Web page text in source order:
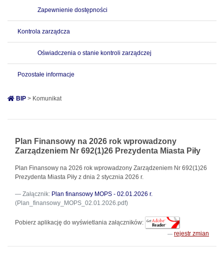
Zapewnienie dostępności
Kontrola zarządcza
Oświadczenia o stanie kontroli zarządczej
Pozostałe informacje
BIP > Komunikat
Plan Finansowy na 2026 rok wprowadzony
Zarządzeniem Nr 692(1)26 Prezydenta Miasta Piły
Plan Finansowy na 2026 rok wprowadzony Zarządzeniem Nr 692(1)26
Prezydenta Miasta Piły z dnia 2 stycznia 2026 r.
Załącznik: Plan finansowy MOPS - 02.01.2026 r.
(Plan_finansowy_MOPS_02.01.2026.pdf)
Pobierz aplikację do wyświetlania załączników:
rejestr zmian